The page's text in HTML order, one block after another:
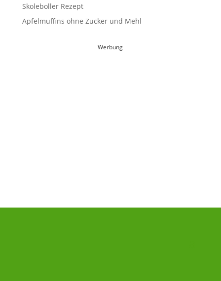
Skoleboller Rezept
Apfelmuffins ohne Zucker und Mehl
Werbung